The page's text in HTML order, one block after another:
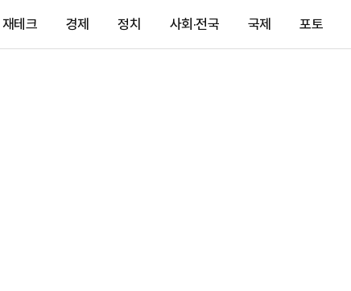
재테크 경제 정치 사회·전국 국제 포토